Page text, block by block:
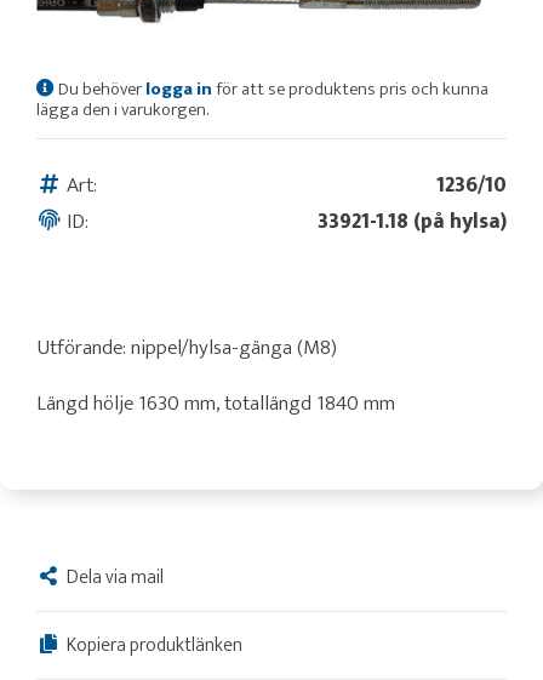
Du behöverlogga inför att se produktens pris och kunna
lägga den i varukorgen.
Art:
1236/10
ID:
33921-1.18 (på hylsa)
Utförande: nippel/hylsa-gänga (M8)
Längd hölje 1630 mm, totallängd 1840 mm
Dela via mail
Kopiera produktlänken